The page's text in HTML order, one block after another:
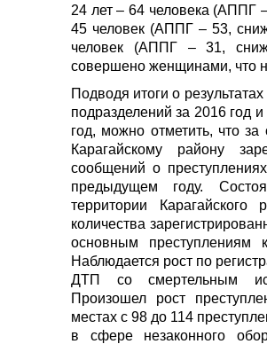
24 лет – 64 человека (АППГ
45 человек (АППГ – 53,
человек (АППГ – 31,
совершено женщинами, что
Подводя итоги о
подразделений за 2016 год
год, можно отметить, что
Карагайскому району
сообщений о
предыдущем году.
территории Карагайского
количества
основным преступлениям
Наблюдается рост по
ДТП со смертельным
Произошел рост
местах с 98 до 114
в сфере незаконного